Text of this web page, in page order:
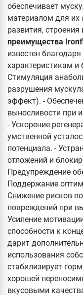
обеспечивает
материалом для их
развития, строения
преимущества
известен
характеристикам
Стимуляция
разрушения
эффект). -
выносливости при
- Ускорение
умственной
потенциала. -
отложений и
Предупреждение
Поддержание
Снижение рисков
повреждений при
Усиление
способности к
дарит
использования
стабилизирует
хорошей
вкусовыми